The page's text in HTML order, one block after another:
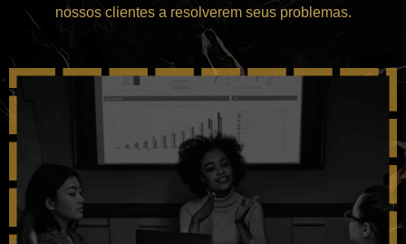
nossos clientes a resolverem seus problemas.